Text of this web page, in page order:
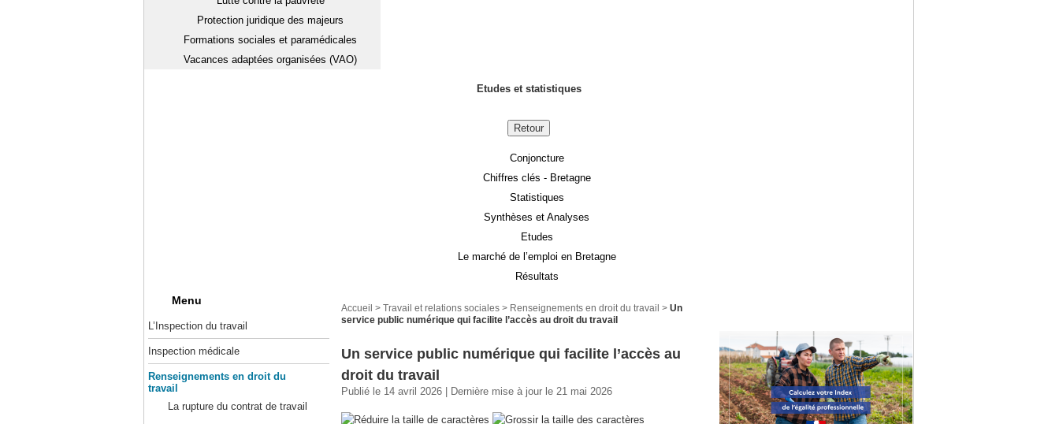
Protection juridique des majeurs
Formations sociales et paramédicales
Vacances adaptées organisées (VAO)
Etudes et statistiques
Retour
Conjoncture
Chiffres clés - Bretagne
Statistiques
Synthèses et Analyses
Etudes
Le marché de l’emploi en Bretagne
Résultats
Menu
L’Inspection du travail
Inspection médicale
Renseignements en droit du
travail
La rupture du contrat de travail
Accueil > Travail et relations sociales > Renseignements en droit du travail > Un
service public numérique qui facilite l’accès au droit du travail
Un service public numérique qui facilite l’accès au
droit du travail
Publié le 14 avril 2026 | Dernière mise à jour le 21 mai 2026